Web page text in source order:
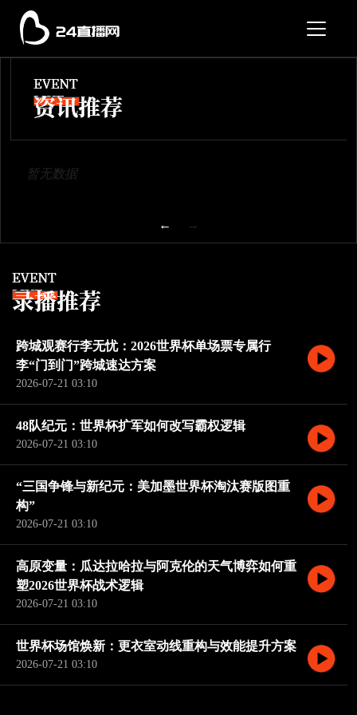
暂无数据
← →
跨城观赛行李无忧：2026世界杯单场票专属行
李“门到门”跨城速达方案
2026-07-21 03:10
48队纪元：世界杯扩军如何改写霸权逻辑
2026-07-21 03:10
“三国争锋与新纪元：美加墨世界杯淘汰赛版图重
构”
2026-07-21 03:10
高原变量：瓜达拉哈拉与阿克伦的天气博弈如何重
塑2026世界杯战术逻辑
2026-07-21 03:10
世界杯场馆焕新：更衣室动线重构与效能提升方案
2026-07-21 03:10